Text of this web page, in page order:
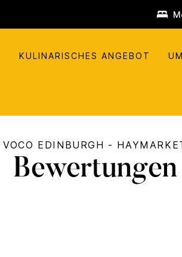
KULINARISCHES ANGEBOT
VOCO EDINBURGH -
Bewertungen